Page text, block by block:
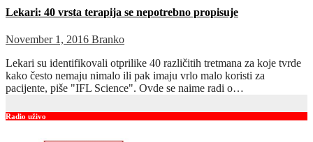
Lekari: 40 vrsta terapija se nepotrebno propisuje
November 1, 2016 Branko
Lekari su identifikovali otprilike 40 različitih tretmana za koje tvrde
kako često nemaju nimalo ili pak imaju vrlo malo koristi za
pacijente, piše "IFL Science". Ovde se naime radi o…
Radio uživo